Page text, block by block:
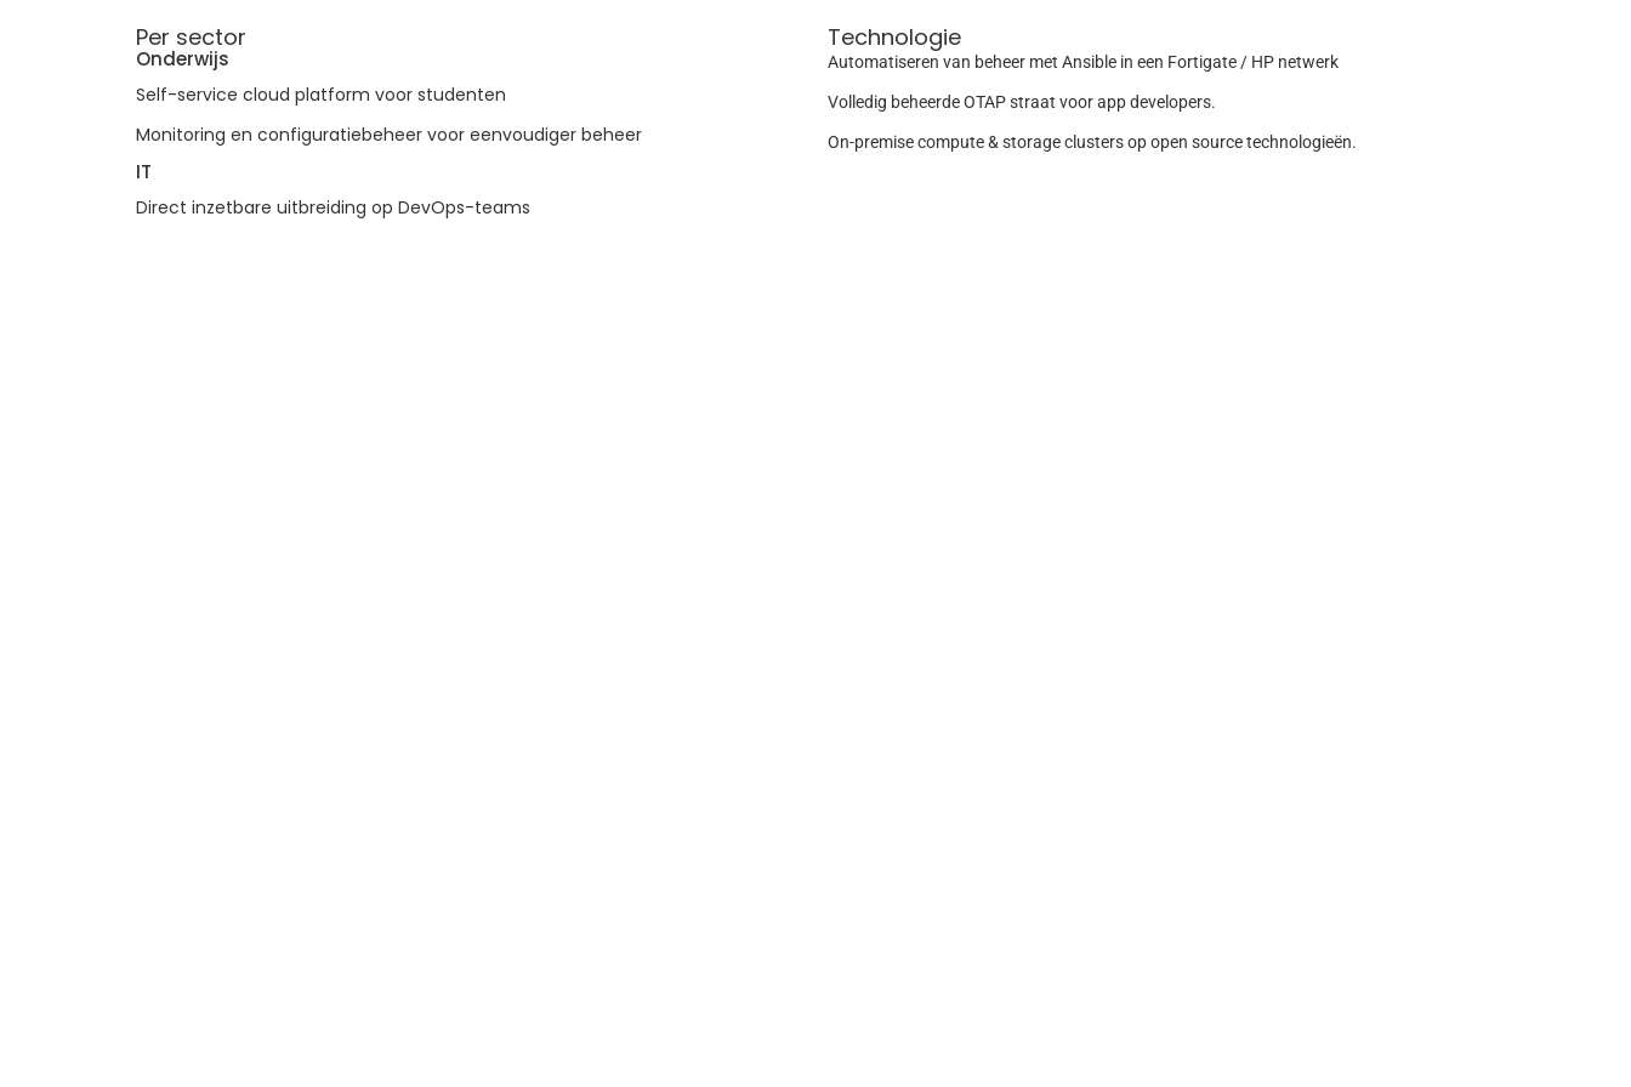
Per sector
Onderwijs
Self-service cloud platform voor studenten
Monitoring en configuratiebeheer voor eenvoudiger beheer
IT
Direct inzetbare uitbreiding op DevOps-teams
Technologie
Automatiseren van beheer met Ansible in een Fortigate / HP netwerk
Volledig beheerde OTAP straat voor app developers.
On-premise compute & storage clusters op open source technologieën.